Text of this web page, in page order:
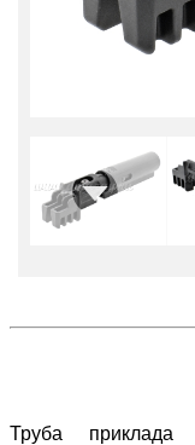
Труба приклада